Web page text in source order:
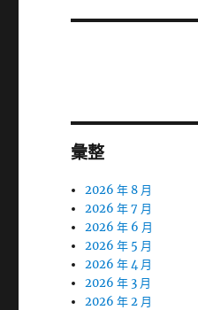
文
彙整
2026 年 8 月
2026 年 7 月
2026 年 6 月
2026 年 5 月
2026 年 4 月
2026 年 3 月
2026 年 2 月